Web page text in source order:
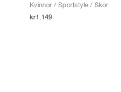
Kvinnor / Sportstyle / Skor
kr1.149